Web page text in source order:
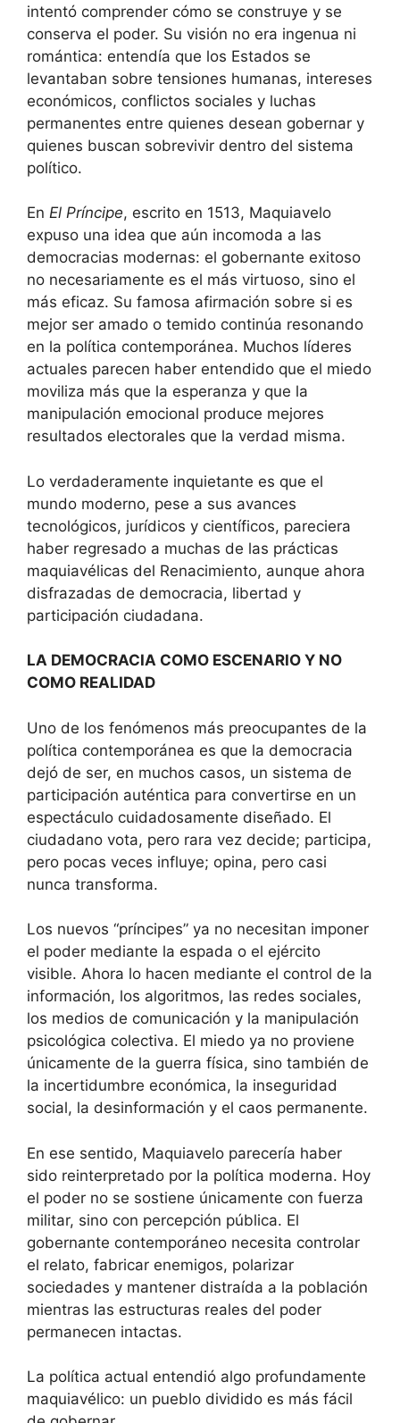
intentó comprender cómo se construye y se
conserva el poder. Su visión no era ingenua ni
romántica: entendía que los Estados se
levantaban sobre tensiones humanas, intereses
económicos, conflictos sociales y luchas
permanentes entre quienes desean gobernar y
quienes buscan sobrevivir dentro del sistema
político.
En El Príncipe, escrito en 1513, Maquiavelo
expuso una idea que aún incomoda a las
democracias modernas: el gobernante exitoso
no necesariamente es el más virtuoso, sino el
más eficaz. Su famosa afirmación sobre si es
mejor ser amado o temido continúa resonando
en la política contemporánea. Muchos líderes
actuales parecen haber entendido que el miedo
moviliza más que la esperanza y que la
manipulación emocional produce mejores
resultados electorales que la verdad misma.
Lo verdaderamente inquietante es que el
mundo moderno, pese a sus avances
tecnológicos, jurídicos y científicos, pareciera
haber regresado a muchas de las prácticas
maquiavélicas del Renacimiento, aunque ahora
disfrazadas de democracia, libertad y
participación ciudadana.
LA DEMOCRACIA COMO ESCENARIO Y NO
COMO REALIDAD
Uno de los fenómenos más preocupantes de la
política contemporánea es que la democracia
dejó de ser, en muchos casos, un sistema de
participación auténtica para convertirse en un
espectáculo cuidadosamente diseñado. El
ciudadano vota, pero rara vez decide; participa,
pero pocas veces influye; opina, pero casi
nunca transforma.
Los nuevos “príncipes” ya no necesitan imponer
el poder mediante la espada o el ejército
visible. Ahora lo hacen mediante el control de la
información, los algoritmos, las redes sociales,
los medios de comunicación y la manipulación
psicológica colectiva. El miedo ya no proviene
únicamente de la guerra física, sino también de
la incertidumbre económica, la inseguridad
social, la desinformación y el caos permanente.
En ese sentido, Maquiavelo parecería haber
sido reinterpretado por la política moderna. Hoy
el poder no se sostiene únicamente con fuerza
militar, sino con percepción pública. El
gobernante contemporáneo necesita controlar
el relato, fabricar enemigos, polarizar
sociedades y mantener distraída a la población
mientras las estructuras reales del poder
permanecen intactas.
La política actual entendió algo profundamente
maquiavélico: un pueblo dividido es más fácil